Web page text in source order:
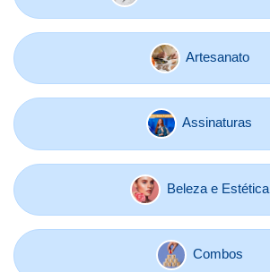
Artesanato
Assinaturas
Beleza e Estética
Combos